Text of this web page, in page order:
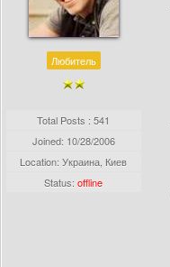
Любитель
Total Posts : 541
Joined: 10/28/2006
Location: Украина, Киев
Status:offline